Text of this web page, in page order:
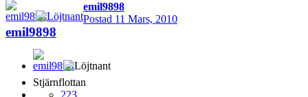
emil9898
Postad 11 Mars, 2010
emil9898
Stjärnflottan